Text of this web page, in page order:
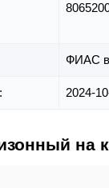
ФИАС в
2024-
на